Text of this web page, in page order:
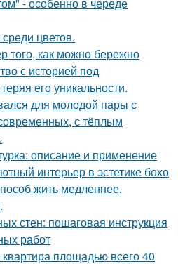
цветов.
того, как можно бережно
с историей под
его уникальности.
для молодой пары с
с тёплым
описание и применение
интерьер в эстетике бохо
жить медленнее,
стен: пошаговая инструкция
работ
площадью всего 40